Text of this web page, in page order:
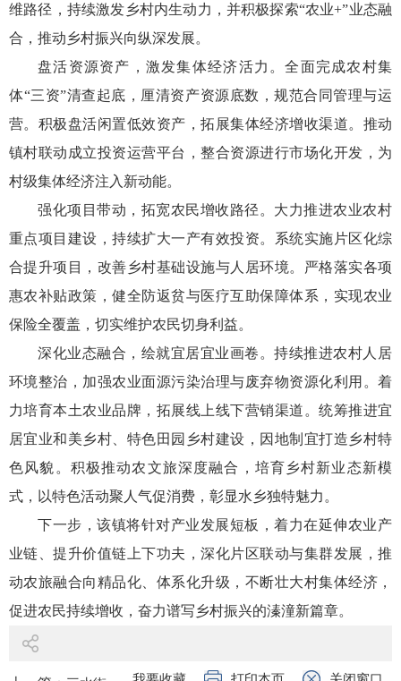
维路径，持续激发乡村内生动力，并积极探索“农业+”业态融
合，推动乡村振兴向纵深发展。
盘活资源资产，激发集体经济活力。全面完成农村集
体“三资”清查起底，厘清资产资源底数，规范合同管理与运
营。积极盘活闲置低效资产，拓展集体经济增收渠道。推动
镇村联动成立投资运营平台，整合资源进行市场化开发，为
村级集体经济注入新动能。
强化项目带动，拓宽农民增收路径。大力推进农业农村
重点项目建设，持续扩大一产有效投资。系统实施片区化综
合提升项目，改善乡村基础设施与人居环境。严格落实各项
惠农补贴政策，健全防返贫与医疗互助保障体系，实现农业
保险全覆盖，切实维护农民切身利益。
深化业态融合，绘就宜居宜业画卷。持续推进农村人居
环境整治，加强农业面源污染治理与废弃物资源化利用。着
力培育本土农业品牌，拓展线上线下营销渠道。统筹推进宜
居宜业和美乡村、特色田园乡村建设，因地制宜打造乡村特
色风貌。积极推动农文旅深度融合，培育乡村新业态新模
式，以特色活动聚人气促消费，彰显水乡独特魅力。
下一步，该镇将针对产业发展短板，着力在延伸农业产
业链、提升价值链上下功夫，深化片区联动与集群发展，推
动农旅融合向精品化、体系化升级，不断壮大村集体经济，
促进农民持续增收，奋力谱写乡村振兴的溱潼新篇章。